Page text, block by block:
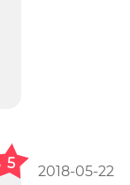
2018-05-22
5